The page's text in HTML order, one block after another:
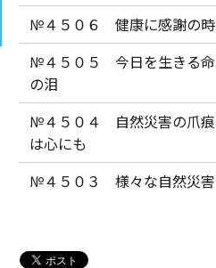
№４５０６ 健康に感謝の時
№４５０５ 今日を生きる命
の泪
№４５０４ 自然災害の爪痕
は心にも
№４５０３ 様々な自然災害